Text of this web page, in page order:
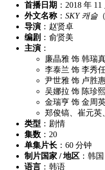
首播日期 ：2018 年
外文名称： SKY 캐슬
导演 ：赵贤卓
编剧 ：俞贤美
主演 ：
廉晶雅 饰 韩瑞
李泰兰 饰 李秀
尹世雅 饰 卢胜
吴娜拉 饰 陈珍
金瑞亨 饰 金周
郑俊镐、崔元英
类型 ：剧情
集数 ：20
单集片长 ：60 分钟
制片国家 / 地区 ：韩国
语言 ：韩语